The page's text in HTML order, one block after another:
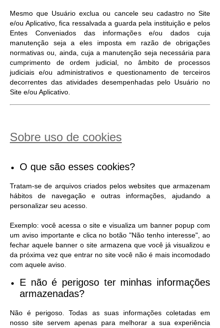
Mesmo que Usuário exclua ou cancele seu cadastro no Site
e/ou Aplicativo, fica ressalvada a guarda pela instituição e pelos
Entes Conveniados das informações e/ou dados cuja
manutenção seja a eles imposta em razão de obrigações
normativas ou, ainda, cuja a manutenção seja necessária para
cumprimento de ordem judicial, no âmbito de processos
judiciais e/ou administrativos e questionamento de terceiros
decorrentes das atividades desempenhadas pelo Usuário no
Site e/ou Aplicativo.
Sobre uso de cookies
O que são esses cookies?
Tratam-se de arquivos criados pelos websites que armazenam
hábitos de navegação e outras informações, ajudando a
personalizar seu acesso.
Exemplo: você acessa o site e visualiza um banner popup com
um aviso importante e clica no botão "Não tenho interesse", ao
fechar aquele banner o site armazena que você já visualizou e
da próxima vez que entrar no site você não é mais incomodado
com aquele aviso.
E não é perigoso ter minhas informações
armazenadas?
Não é perigoso. Todas as suas informações coletadas em
nosso site servem apenas para melhorar a sua experiência